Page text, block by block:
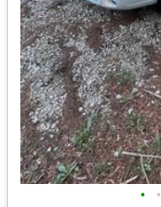
• •